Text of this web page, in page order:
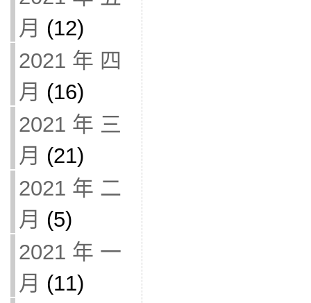
月 (12)
2021 年 四
月 (16)
2021 年 三
月 (21)
2021 年 二
月 (5)
2021 年 一
月 (11)